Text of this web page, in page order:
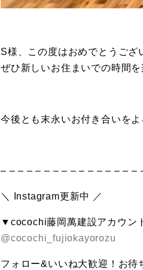
S様、この度はおめでとうござ
ぜひ新しいお住まいでの時間
今後とも末永いお付き合いを
– – – – – – – – – – – – – – – –
＼ Instagram更新中 ／
▼cocochi藤岡萬建設アカウン
@cocochi_fujiokayorozu
フォロー&いいね大歓迎！お待